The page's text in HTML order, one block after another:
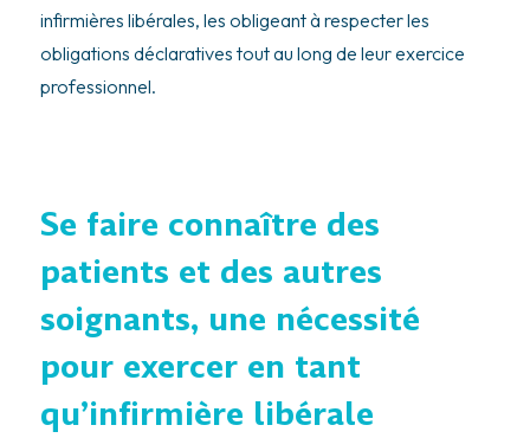
infirmières libérales, les obligeant à respecter les
obligations déclaratives tout au long de leur exercice
professionnel.
Se faire connaître des
patients et des autres
soignants, une nécessité
pour exercer en tant
qu’infirmière libérale